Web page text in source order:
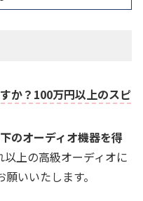
か？100万円以上のスピ
のオーディオ機器を得
以上の高級オーディオに
いいたします。